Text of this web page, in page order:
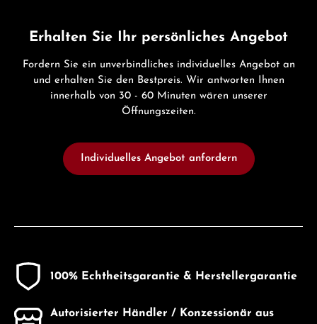
Erhalten Sie Ihr persönliches Angebot
Fordern Sie ein unverbindliches individuelles Angebot an
und erhalten Sie den Bestpreis. Wir antworten Ihnen
innerhalb von 30 - 60 Minuten wären unserer
Öffnungszeiten.
Individuelles Angebot anfordern
100% Echtheitsgarantie & Herstellergarantie
Autorisierter Händler / Konzessionär aus